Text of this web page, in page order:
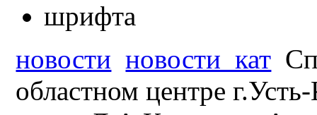
новости новости_кат
областном центре